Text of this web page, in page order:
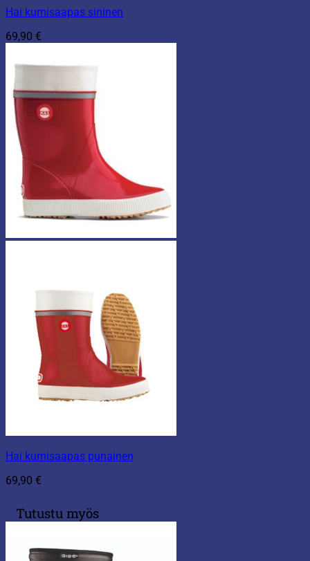
Hai kumisaapas sininen
69,90 €
Hai kumisaapas punainen
69,90 €
Tutustu myös